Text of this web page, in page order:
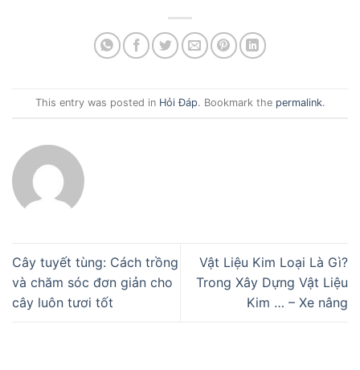
This entry was posted in Hỏi Đáp. Bookmark the permalink.
Cây tuyết tùng: Cách trồng
và chăm sóc đơn giản cho
cây luôn tươi tốt
Vật Liệu Kim Loại Là Gì?
Trong Xây Dựng Vật Liệu
Kim … – Xe nâng